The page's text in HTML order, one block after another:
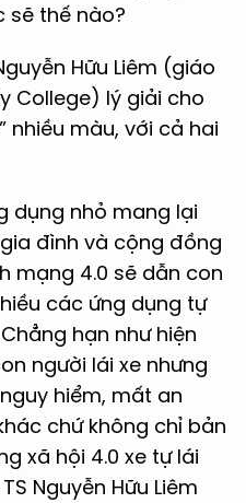
sẽ thế nào?
Hữu Liêm (giáo
College) lý giải cho
nhiều màu, với cả hai
dụng nhỏ mang lại
đình và cộng đồng
mạng 4.0 sẽ dẫn con
các ứng dụng tự
hạn như hiện
người lái xe nhưng
hiểm, mất an
chứ không chỉ bản
xã hội 4.0 xe tự lái
Nguyễn Hữu Liêm